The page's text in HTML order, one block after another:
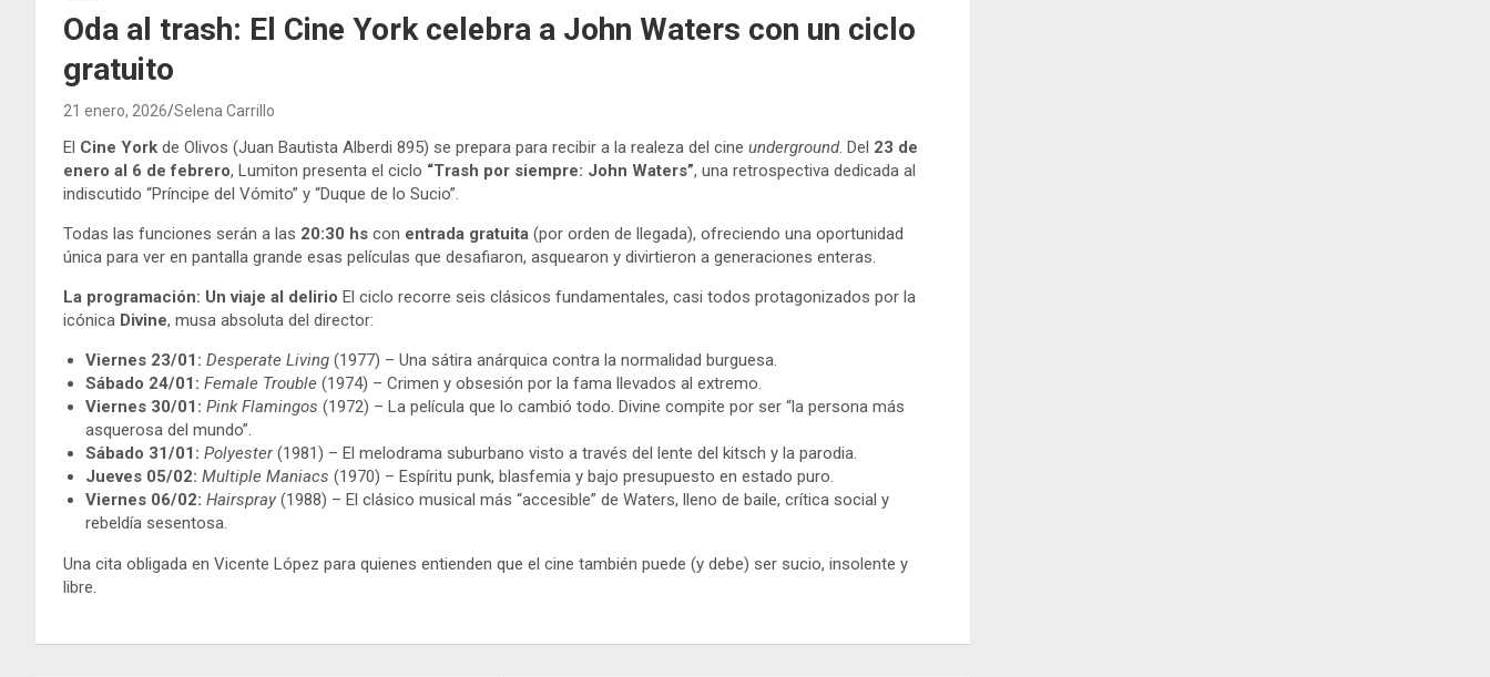
Oda al trash: El Cine York celebra a John Waters con un ciclo
gratuito
21 enero, 2026 Selena Carrillo
El Cine York de Olivos (Juan Bautista Alberdi 895) se prepara para recibir a la realeza del cine underground. Del 23 de
enero al 6 de febrero, Lumiton presenta el ciclo “Trash por siempre: John Waters”, una retrospectiva dedicada al
indiscutido “Príncipe del Vómito” y “Duque de lo Sucio”.
Todas las funciones serán a las 20:30 hs con entrada gratuita (por orden de llegada), ofreciendo una oportunidad
única para ver en pantalla grande esas películas que desafiaron, asquearon y divirtieron a generaciones enteras.
La programación: Un viaje al delirio El ciclo recorre seis clásicos fundamentales, casi todos protagonizados por la
icónica Divine, musa absoluta del director:
Viernes 23/01: Desperate Living (1977) – Una sátira anárquica contra la normalidad burguesa.
Sábado 24/01: Female Trouble (1974) – Crimen y obsesión por la fama llevados al extremo.
Viernes 30/01: Pink Flamingos (1972) – La película que lo cambió todo. Divine compite por ser “la persona más
asquerosa del mundo”.
Sábado 31/01: Polyester(1981) – El melodrama suburbano visto a través del lente del kitsch y la parodia.
Jueves 05/02: Multiple Maniacs (1970) – Espíritu punk, blasfemia y bajo presupuesto en estado puro.
Viernes 06/02: Hairspray (1988) – El clásico musical más “accesible” de Waters, lleno de baile, crítica social y
rebeldía sesentosa.
Una cita obligada en Vicente López para quienes entienden que el cine también puede (y debe) ser sucio, insolente y
libre.